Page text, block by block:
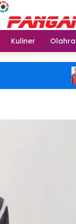
Kuliner
8 Tahun
Usai